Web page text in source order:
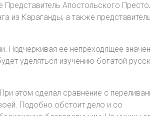
Представитель Апостольского
из Караганды, а также
Подчеркивая ее непреходящее
уделяться изучению богатой
этом сделал сравнение с
Подобно обстоит дело и со